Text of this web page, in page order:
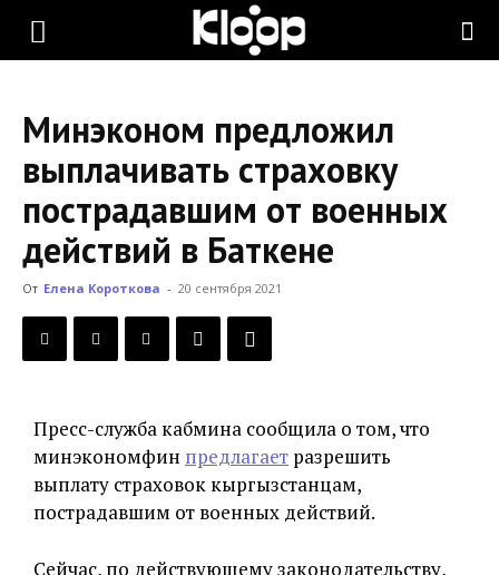
KLOOP.KG
Новости
Кыргызстана
Минэконом предложил
выплачивать страховку
пострадавшим от военных
действий в Баткене
От Елена Короткова - 20 сентября 2021
Пресс-служба кабмина сообщила о том, что
минэкономфин предлагает разрешить
выплату страховок кыргызстанцам,
пострадавшим от военных действий.
Сейчас, по действующему законодательству,